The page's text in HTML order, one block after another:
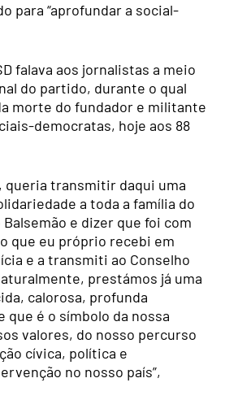
para “aprofundar a social-
falava aos jornalistas a meio
do partido, durante o qual
morte do fundador e militante
democratas, hoje aos 88
queria transmitir daqui uma
a toda a família do
e dizer que foi com
que eu próprio recebi em
e a transmiti ao Conselho
prestámos já uma
calorosa, profunda
que é o símbolo da nossa
valores, do nosso percurso
cívica, política e
no nosso país”,